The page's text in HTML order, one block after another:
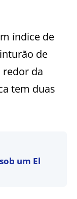
índice de
de
redor da
tem duas
um El